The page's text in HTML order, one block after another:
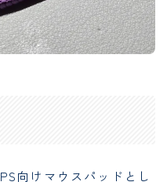
向けマウスパッドとし